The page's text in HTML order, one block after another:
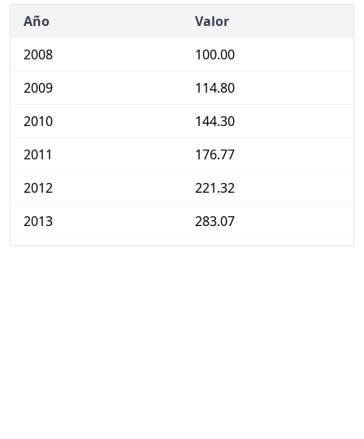
Año
Valor
2008
100.00
2009
114.80
2010
144.30
2011
176.77
2012
221.32
2013
283.07